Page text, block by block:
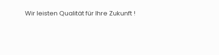
Wir leisten Qualität für Ihre Zukunft !